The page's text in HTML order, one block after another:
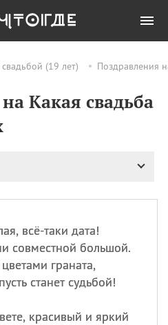
(19 лет) Поздравления
Какая свадьба
всё-таки дата!
совместной большой.
граната,
станет судьбой!
красивый и яркий
ПРАЗДНИКИ Все
08.08 День «Счастье
случается» (Happiness
великомученика
покровителя всех
врачей и целителя
09.08
День книголюбов (Book
Lovers Day)